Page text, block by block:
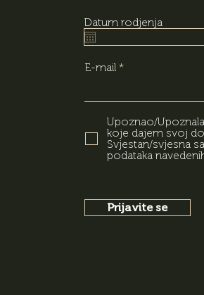
Datum rodjenja
E-mail
Upoznao/
koje dajem svoj
Svjestan/svjesna
podataka
Prijavite se